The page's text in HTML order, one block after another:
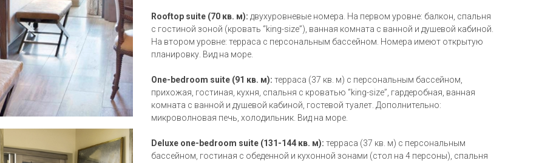
Rooftop suite (70 кв. м): двухуровневые номера. На первом уровне: балкон, спальня
с гостиной зоной (кровать “king-size”), ванная комната с ванной и душевой кабиной.
На втором уровне: терраса с персональным бассейном. Номера имеют открытую
планировку. Вид на море.
One-bedroom suite (91 кв. м): терраса (37 кв. м) с персональным бассейном,
прихожая, гостиная, кухня, спальня с кроватью “king-size”, гардеробная, ванная
комната с ванной и душевой кабиной, гостевой туалет. Дополнительно:
микроволновая печь, холодильник. Вид на море.
Deluxe one-bedroom suite (131-144 кв. м): терраса (37 кв. м) с персональным
бассейном, гостиная с обеденной и кухонной зонами (стол на 4 персоны), спальня